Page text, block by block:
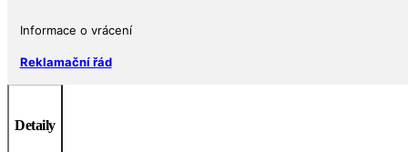
Informace o vrácení
Reklamační řád
Detaily